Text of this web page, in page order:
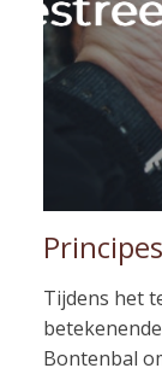
Tijdens het
Bontenbal